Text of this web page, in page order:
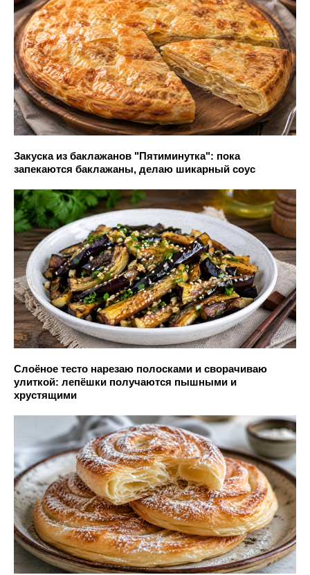
Закуска из баклажанов "Пятиминутка": пока
запекаются баклажаны, делаю шикарный соус
Слоёное тесто нарезаю полосками и сворачиваю
улиткой: лепёшки получаются пышными и
хрустящими